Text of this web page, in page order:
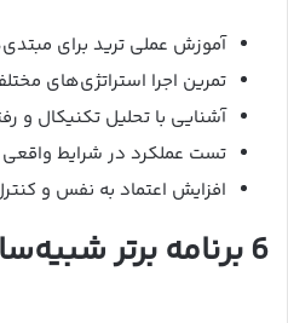
آموزش عملی ترید برای
تمرین اجرا استراتژی‌های
آشنایی با تحلیل تکنیکال و
تست عملکرد در شرایط واقعی
افزایش اعتماد به نفس و
6 برنامه برتر شبیه‌ساز بازار ارز دیجیتال